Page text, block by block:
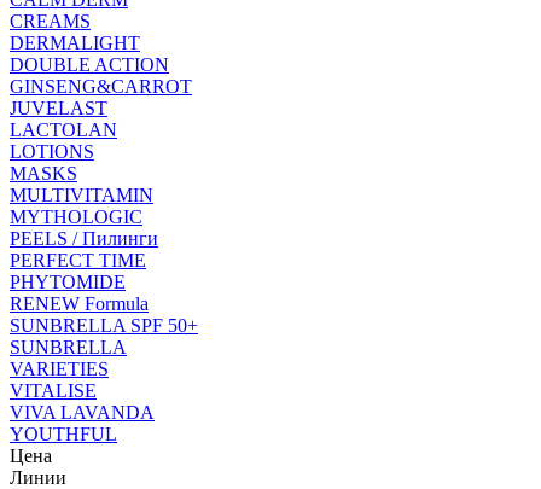
CREAMS
DERMALIGHT
DOUBLE ACTION
GINSENG&CARROT
JUVELAST
LACTOLAN
LOTIONS
MASKS
MULTIVITAMIN
MYTHOLOGIC
PEELS / Пилинги
PERFECT TIME
PHYTOMIDE
RENEW Formula
SUNBRELLA SPF 50+
SUNBRELLA
VARIETIES
VITALISE
VIVA LAVANDA
YOUTHFUL
Цена
Линии